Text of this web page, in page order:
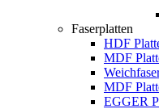
Faserplatten
HDF
MDF
MDF
EGGER